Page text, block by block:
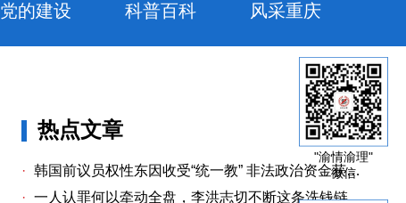
党的建设 科普百科 风采重庆
"渝情渝理"
微信
热点文章
· 韩国前议员权性东因收受“统一教” 非法政治资金获刑两年
· 一人认罪何以牵动全盘，李洪志切不断这条洗钱链